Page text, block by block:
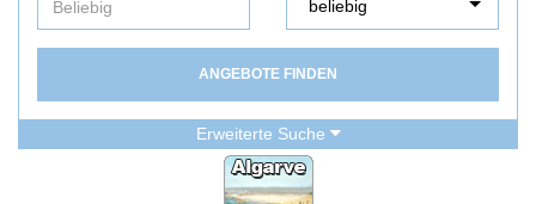
ANGEBOTE FINDEN
Erweiterte Suche